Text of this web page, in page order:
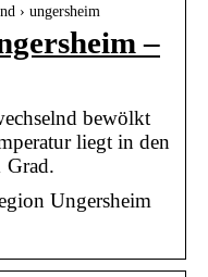
› ungersheim
–
bewölkt
liegt in den
Grad.
Ungersheim